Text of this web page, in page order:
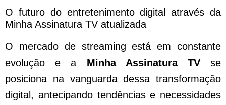
O futuro do entretenimento digital através da
Minha Assinatura TV atualizada
O mercado de streaming está em constante
evolução e a Minha Assinatura TVse
posiciona na vanguarda dessa transformação
digital, antecipando tendências e necessidades